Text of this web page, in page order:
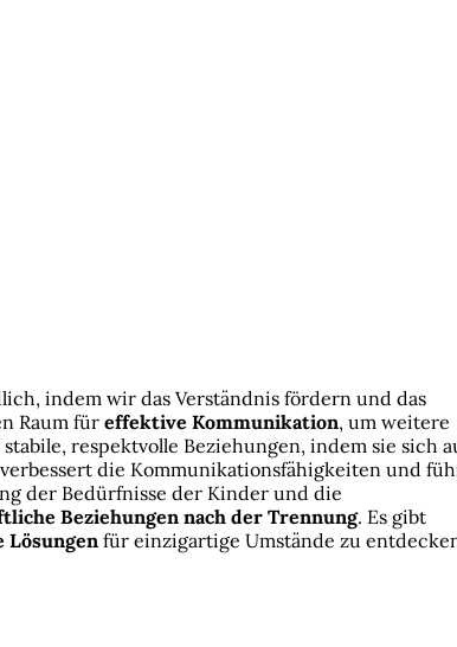
indem wir das Verständnis fördern und das
Raum für effektive Kommunikation, um weitere
respektvolle Beziehungen, indem sie sich
die Kommunikationsfähigkeiten und
der Bedürfnisse der Kinder und die
Beziehungen nach der Trennung. Es gibt
Lösungenfür einzigartige Umstände zu